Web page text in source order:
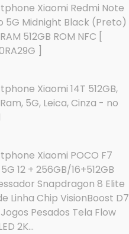
Xiaomi Redmi Note
5G Midnight Black (Preto)
512GB ROM NFC [
]
Xiaomi 14T 512GB,
5G, Leica, Cinza - no
Xiaomi POCO F7
12 + 256GB/16+512GB
Snapdragon 8 Elite
Linha Chip VisionBoost D7
Pesados Tela Flow
2K...